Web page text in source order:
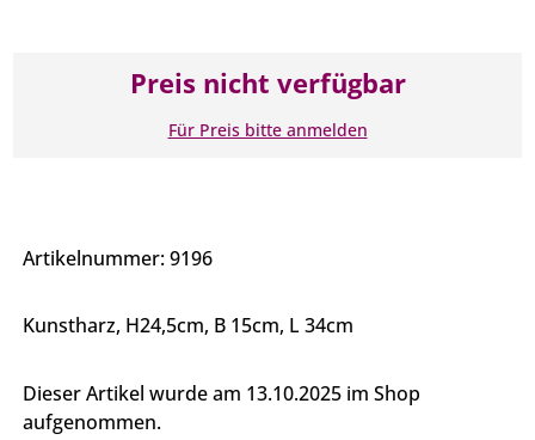
Preis nicht verfügbar
Für Preis bitte anmelden
Artikelnummer: 9196
Kunstharz, H24,5cm, B 15cm, L 34cm
Dieser Artikel wurde am 13.10.2025 im Shop
aufgenommen.